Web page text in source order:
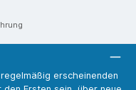
erscheinenden